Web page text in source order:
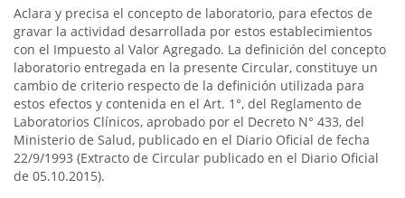
Aclara y precisa el concepto de laboratorio, para efectos de
gravar la actividad desarrollada por estos establecimientos
con el Impuesto al Valor Agregado. La definición del concepto
laboratorio entregada en la presente Circular, constituye un
cambio de criterio respecto de la definición utilizada para
estos efectos y contenida en el Art. 1°, del Reglamento de
Laboratorios Clínicos, aprobado por el Decreto N° 433, del
Ministerio de Salud, publicado en el Diario Oficial de fecha
22/9/1993 (Extracto de Circular publicado en el Diario Oficial
de 05.10.2015).